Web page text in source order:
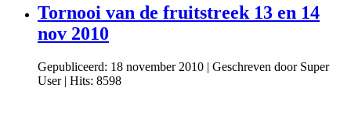
Tornooi van de fruitstreek 13 en 14
nov 2010
Gepubliceerd: 18 november 2010 | Geschreven door Super
User| Hits: 8598